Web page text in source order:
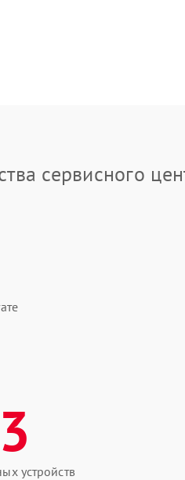
сервисного
устройств